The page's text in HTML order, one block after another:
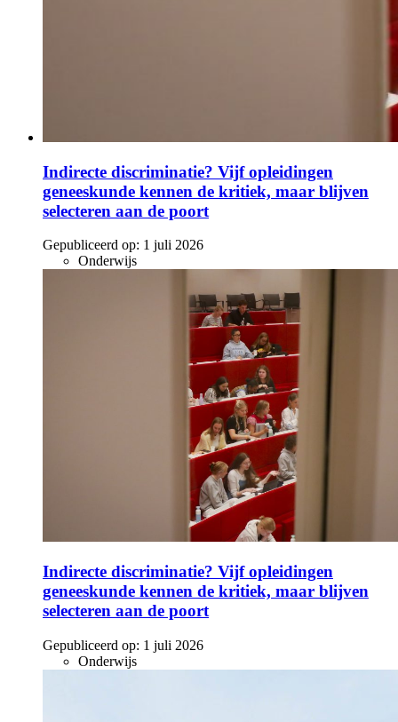
Indirecte discriminatie? Vijf opleidingen
geneeskunde kennen de kritiek, maar blijven
selecteren aan de poort
Gepubliceerd op: 1 juli 2026
Onderwijs
Indirecte discriminatie? Vijf opleidingen
geneeskunde kennen de kritiek, maar blijven
selecteren aan de poort
Gepubliceerd op: 1 juli 2026
Onderwijs